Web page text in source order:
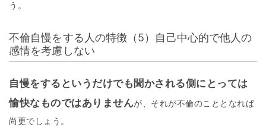
う。
不倫自慢をする人の特徴（5）自己中心的で他人の
感情を考慮しない
自慢をするというだけでも聞かされる側にとっては
愉快なものではありませんが、それが不倫のこととなれば
尚更でしょう。